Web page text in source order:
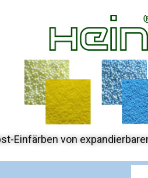
Einfärben von